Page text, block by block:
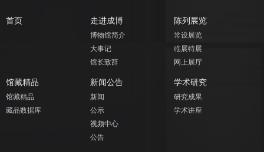
首页 走进成博
博物馆简介
大事记
馆长致辞
陈列展览
常设展览
临展特展
网上展厅
馆藏精品
馆藏精品
藏品数据库
新闻公告
新闻
公示
视频中心
公告
学术研究
研究成果
学术讲座